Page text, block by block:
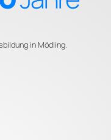
in Mödling.